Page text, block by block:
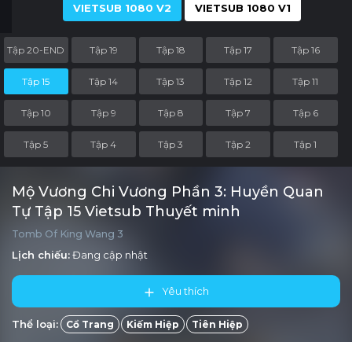
VIETSUB 1080 V2
VIETSUB 1080 V1
Tập 20-END Tập 19 Tập 18 Tập 17 Tập 16
Tập 15 Tập 14 Tập 13 Tập 12 Tập 11
Tập 10 Tập 9 Tập 8 Tập 7 Tập 6
Tập 5 Tập 4 Tập 3 Tập 2 Tập 1
Mộ Vương Chi Vương Phần 3: Huyền Quan
Tự Tập 15 Vietsub Thuyết minh
Tomb Of King Wang 3
Lịch chiếu:Đang cập nhật
Yêu thích
Thể loại: Cổ Trang Kiếm Hiệp Tiên Hiệp